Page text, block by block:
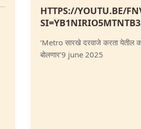
HTTPS://YOUTU.BE/
‘Metro सारखे दरवाजे करता येतील
बोलणार’9 june 2025